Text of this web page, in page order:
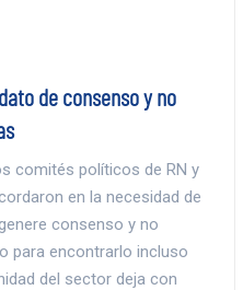
de consenso y no
comités políticos de RN y
en la necesidad de
consenso y no
para encontrarlo incluso
del sector deja con